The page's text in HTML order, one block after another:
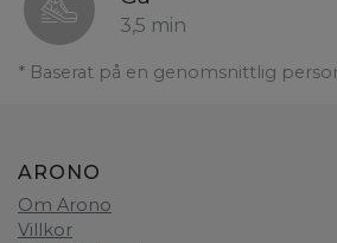
3,5 min
* Baserat på en genomsnittlig
ARONO
Om Arono
Villkor